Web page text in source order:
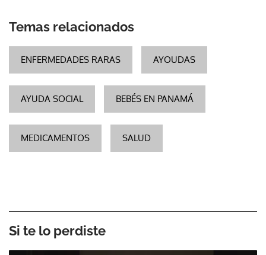
Temas relacionados
ENFERMEDADES RARAS AYOUDAS
AYUDA SOCIAL BEBÉS EN PANAMÁ
MEDICAMENTOS SALUD
Si te lo perdiste